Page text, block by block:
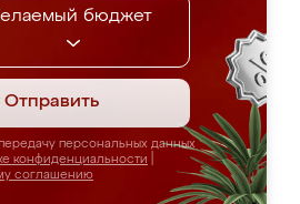
бюджет
Отправить
персональных данных
конфиденциальности
соглашению